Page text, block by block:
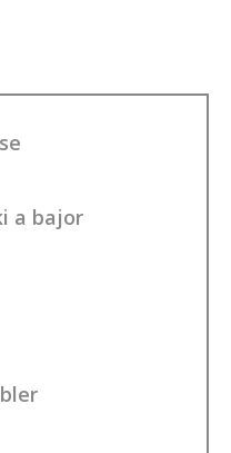
a bajor